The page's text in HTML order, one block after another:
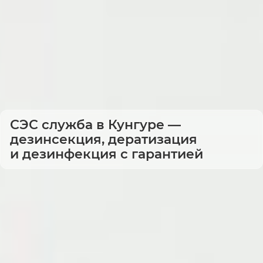
СЭС служба в Кунгуре —
дезинсекция, дератизация
и дезинфекция с гарантией